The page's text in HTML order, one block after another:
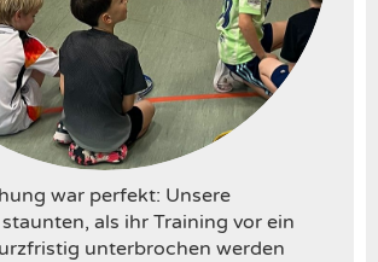
war perfekt: Unsere
als ihr Training vor ein
unterbrochen werden